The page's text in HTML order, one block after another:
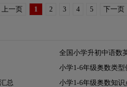
上一页 1 2 3 4 5 下一页
全国小学升初中语数
小学1-6年级奥数类
总
小学1-6年级奥数知识